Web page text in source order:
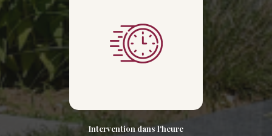
Intervention dans l'heure